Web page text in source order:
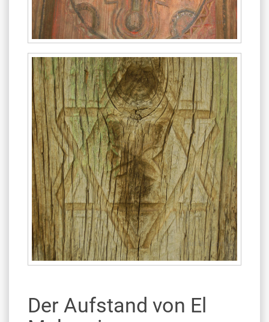
Der Aufstand von El